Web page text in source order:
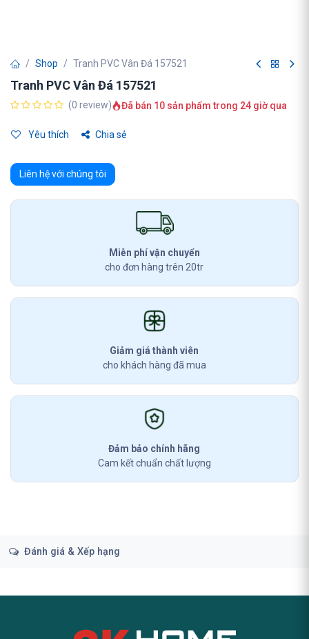
Shop Tranh PVC Vân Đá 157521
Tranh PVC Vân Đá 157521
(0 review) Đã bán 10 sản phẩm trong 24 giờ qua
Yêu thích Chia sẻ
Liên hệ với chúng tôi
Miễn phí vận chuyển
cho đơn hàng trên 20tr
Giảm giá thành viên
cho khách hàng đã mua
Đảm bảo chính hãng
Cam kết chuẩn chất lượng
Đánh giá & Xếp hạng